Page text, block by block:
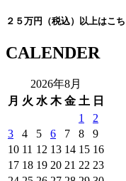
２５万円（税込）以上はこ
CALENDER
2026年8月
月 火 水 木 金 土 日
1
2
3
4 5 6 7 8
9
10 11 12 13 14 15 16
17 18 19 20 21 22 23